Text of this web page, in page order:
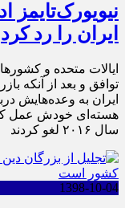
نیویورک‌تایمز
ایران را رد کرد
ایالات متحده و
توافق و بعد از آنکه
ایران به وعده‌هایش
هسته‌ای خودش عمل
سال ۲۰۱۶ لغو کردند
1398-10-04